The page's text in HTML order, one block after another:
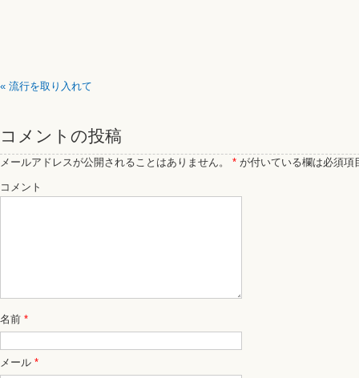
« 流行を取り入れて
コメントの投稿
メールアドレスが公開されることはありません。 * が付いている欄は必須項
コメント
名前 *
メール *